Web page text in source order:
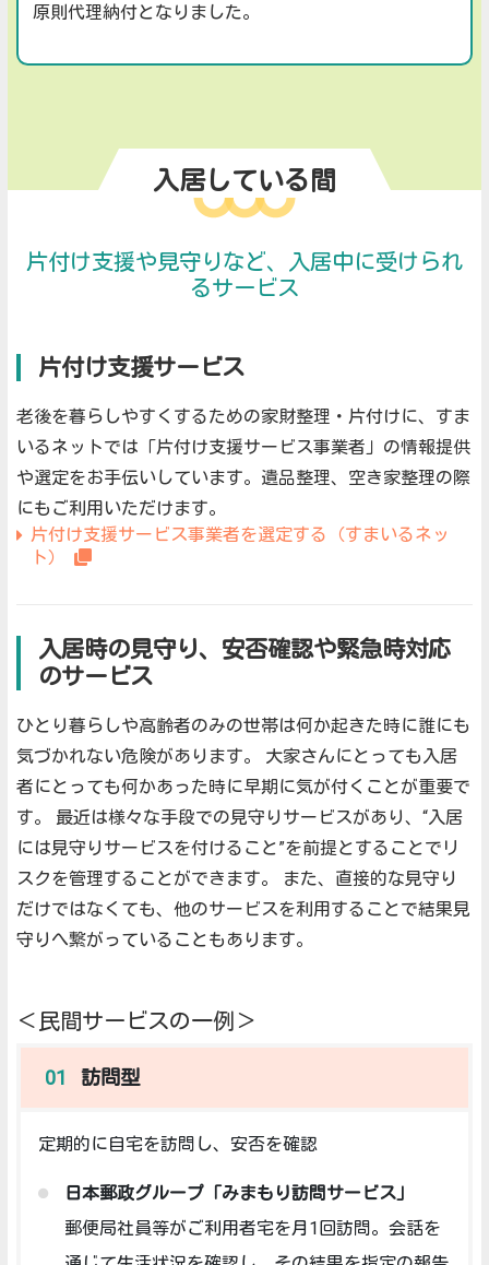
原則代理納付となりました。
入居している間
片付け支援や見守りなど、入居中に受けられ
るサービス
片付け支援サービス
老後を暮らしやすくするための家財整理・片付けに、すま
いるネットでは「片付け支援サービス事業者」の情報提供
や選定をお手伝いしています。遺品整理、空き家整理の際
にもご利用いただけます。
片付け支援サービス事業者を選定する（すまいるネッ
ト）
入居時の見守り、安否確認や緊急時対応
のサービス
ひとり暮らしや高齢者のみの世帯は何か起きた時に誰にも
気づかれない危険があります。 大家さんにとっても入居
者にとっても何かあった時に早期に気が付くことが重要で
す。 最近は様々な手段での見守りサービスがあり、“入居
には見守りサービスを付けること”を前提とすることでリ
スクを管理することができます。 また、直接的な見守り
だけではなくても、他のサービスを利用することで結果見
守りへ繋がっていることもあります。
＜民間サービスの一例＞
訪問型
定期的に自宅を訪問し、安否を確認
日本郵政グループ「みまもり訪問サービス」
郵便局社員等がご利用者宅を月1回訪問。会話を